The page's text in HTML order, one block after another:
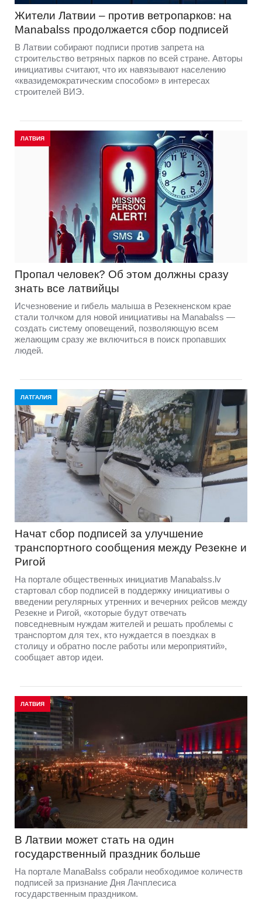
Жители Латвии – против ветропарков: на
Manabalss продолжается сбор подписей
В Латвии собирают подписи против запрета на
строительство ветряных парков по всей стране. Авторы
инициативы считают, что их навязывают населению
«квазидемократическим способом» в интересах
строителей ВИЭ.
ЛАТВИЯ
Пропал человек? Об этом должны сразу
знать все латвийцы
Исчезновение и гибель малыша в Резекненском крае
стали толчком для новой инициативы на Manabalss —
создать систему оповещений, позволяющую всем
желающим сразу же включиться в поиск пропавших
людей.
ЛАТГАЛИЯ
Начат сбор подписей за улучшение
транспортного сообщения между Резекне и
Ригой
На портале общественных инициатив Manabalss.lv
стартовал сбор подписей в поддержку инициативы о
введении регулярных утренних и вечерних рейсов между
Резекне и Ригой, «которые будут отвечать
повседневным нуждам жителей и решать проблемы с
транспортом для тех, кто нуждается в поездках в
столицу и обратно после работы или мероприятий»,
сообщает автор идеи.
ЛАТВИЯ
В Латвии может стать на один
государственный праздник больше
На портале ManaBalss собрали необходимое количеств
подписей за признание Дня Лачплесиса
государственным праздником.